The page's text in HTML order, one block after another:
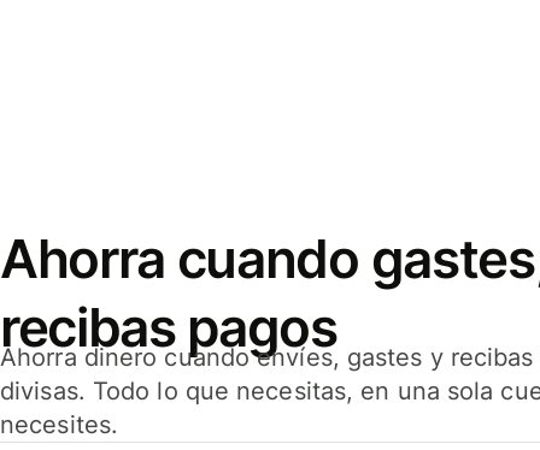
Ahorra cuando
recibas pagos
Ahorra dinero cuando envíes, gastes y
divisas. Todo lo que necesitas, en una sola
necesites.